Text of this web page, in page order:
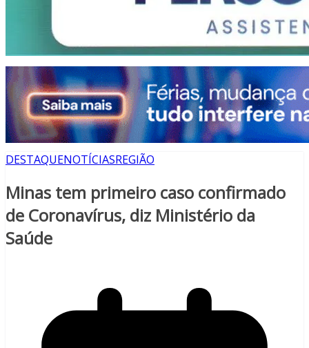
DESTAQUENOTÍCIASREGIÃO
Minas tem primeiro caso confirmado
de Coronavírus, diz Ministério da
Saúde